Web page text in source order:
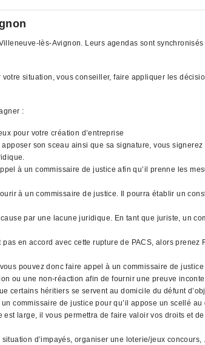
lès-Avignon. Leurs agendas sont
situation, vous conseiller, faire appliquer les
:
pour votre création d’entreprise
son sceau ainsi que sa signature, vous
à un commissaire de justice afin qu’il prenne les
à un commissaire de justice. Il pourra établir un
par une lacune juridique. En tant que juriste, un
en accord avec cette rupture de PACS, alors
pouvez donc faire appel à un commissaire de
ou une non-réaction afin de fournir une preuve
certains héritiers se servent au domicile du défunt
commissaire de justice pour qu’il appose un scellé
large, il vous permettra de faire valoir vos droits et
d’impayés, organiser une loterie/jeux